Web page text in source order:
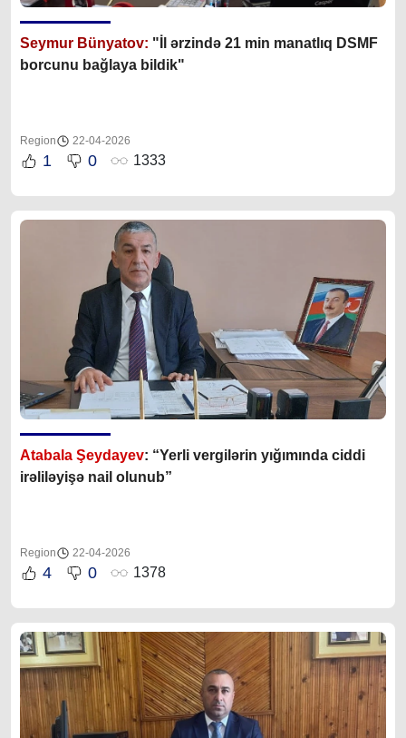
Seymur Bünyatov: "İl ərzində 21 min manatlıq DSMF
borcunu bağlaya bildik"
Region 22-04-2026
1 0 1333
Atabala Şeydayev: “Yerli vergilərin yığımında ciddi
irəliləyişə nail olunub”
Region 22-04-2026
4 0 1378